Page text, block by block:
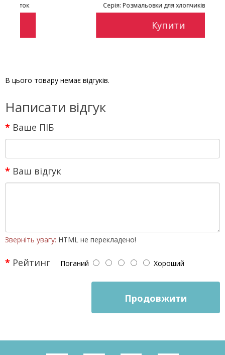
Серія: Розмальовки для хлопчиків і дівчаток
В цього товару немає відгуків.
Написати відгук
Ваше ПІБ
Ваш відгук
Зверніть увагу: HTML не перекладено!
Рейтинг Поганий Хороший
Продовжити